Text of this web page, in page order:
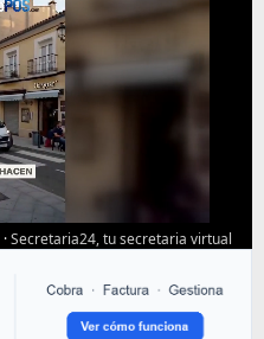
·Secretaria24, tu secretaria virtual